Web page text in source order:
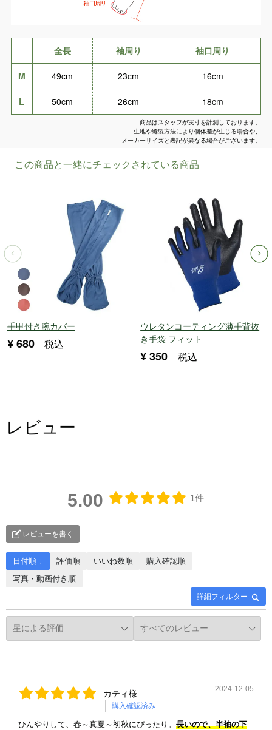
全長 袖周り 袖口周り
M 49cm 23cm 16cm
L 50cm 26cm 18cm
商品はスタッフが実寸を計測しております。
生地や縫製方法により個体差が生じる場合や、
メーカーサイズと表記が異なる場合がございます。
手甲付き腕カバー
¥ 680 税込
ウレタンコーティング薄手背抜
き手袋 フィット
¥350 税込
レビュー
5.00 1件
レビューを書く
詳細フィルター
日付順 ↓ 評価順 いいね数順
購入確認順
写真・動画付き順
カティ様
購入確認済み
2024-12-05
ひんやりして、春～真夏～初秋にぴったり。 長いので、半袖の下